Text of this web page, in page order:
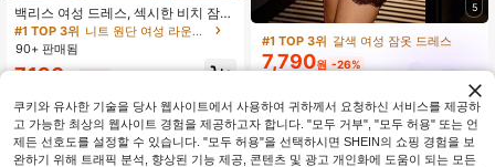
백리스 여성 드레스, 섹시한 비치 잠옷
드레스, 여성 화이트 드레스, 여성 여
름 캐주얼 스파게티 스트랩 드레스, 홈
웨어, 여성용 선 드레스, 바캉스코어
#1 TOP 3위
니트 원단 여성 라운지 드레스
90+ 판매됨
7,190
5
#1 TOP 3위 갈색 여성 잠옷 드레스
7,790원 -26%
쿠키와 유사한 기술을 당사 웹사이트에서 사용하여 귀하께서 요청하신 서비스를 제공하
고 가능한 최상의 웹사이트 경험을 제공하고자 합니다. "모두 거부", "모두 허용" 또는 언
제든 선호도를 설정할 수 있습니다. "모두 허용"을 선택하시면 SHEIN의 쇼핑 경험을 보
완하기 위해 트래픽 분석, 향상된 기능 제공, 콘텐츠 및 광고 개인화에 도움이 되는 모든